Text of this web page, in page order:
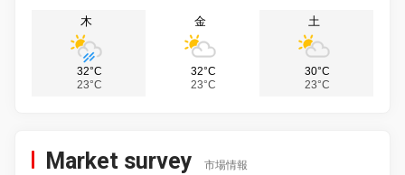
木
32°C
23°C
金
32°C
23°C
土
30°C
23°C
Market survey 市場情報